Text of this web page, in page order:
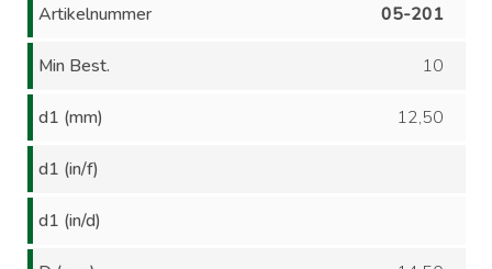
Artikelnummer 05-201
Min Best. 10
d1 (mm) 12,50
d1 (in/f)
d1 (in/d)